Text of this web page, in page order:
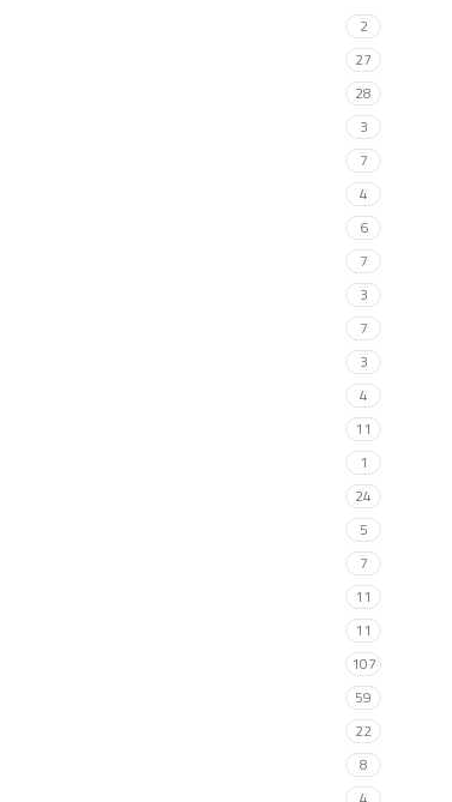
2
27
28
3
7
4
6
7
3
7
3
4
11
1
24
5
7
11
11
107
59
22
8